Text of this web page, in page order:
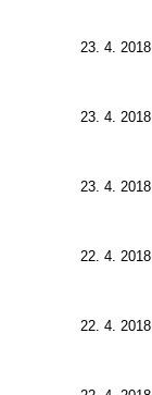
23. 4. 2018
23. 4. 2018
23. 4. 2018
22. 4. 2018
22. 4. 2018